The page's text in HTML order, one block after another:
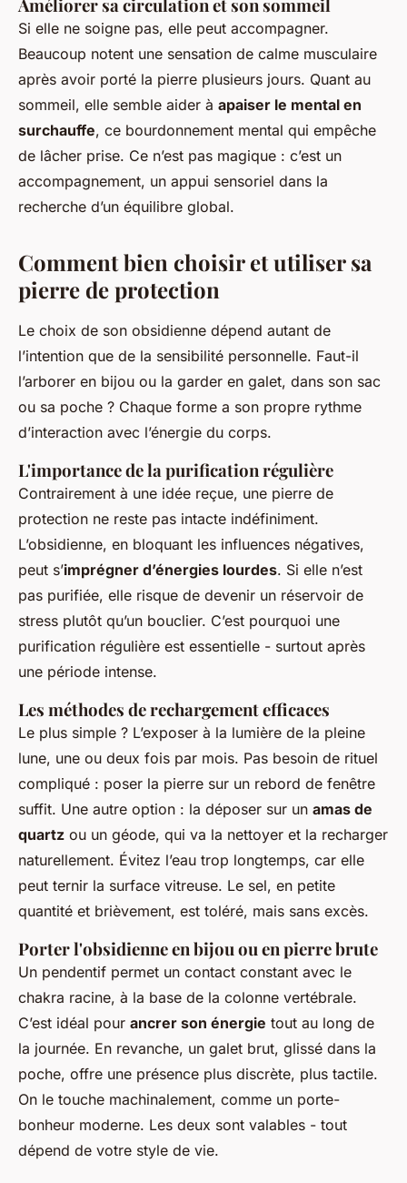
Améliorer sa circulation et son sommeil
Si elle ne soigne pas, elle peut accompagner.
Beaucoup notent une sensation de calme musculaire
après avoir porté la pierre plusieurs jours. Quant au
sommeil, elle semble aider à apaiser le mental en
surchauffe, ce bourdonnement mental qui empêche
de lâcher prise. Ce n’est pas magique : c’est un
accompagnement, un appui sensoriel dans la
recherche d’un équilibre global.
Comment bien choisir et utiliser sa
pierre de protection
Le choix de son obsidienne dépend autant de
l’intention que de la sensibilité personnelle. Faut-il
l’arborer en bijou ou la garder en galet, dans son sac
ou sa poche ? Chaque forme a son propre rythme
d’interaction avec l’énergie du corps.
L'importance de la purification régulière
Contrairement à une idée reçue, une pierre de
protection ne reste pas intacte indéfiniment.
L’obsidienne, en bloquant les influences négatives,
peut s’imprégner d’énergies lourdes. Si elle n’est
pas purifiée, elle risque de devenir un réservoir de
stress plutôt qu’un bouclier. C’est pourquoi une
purification régulière est essentielle - surtout après
une période intense.
Les méthodes de rechargement efficaces
Le plus simple ? L’exposer à la lumière de la pleine
lune, une ou deux fois par mois. Pas besoin de rituel
compliqué : poser la pierre sur un rebord de fenêtre
suffit. Une autre option : la déposer sur un amas de
quartz ou un géode, qui va la nettoyer et la recharger
naturellement. Évitez l’eau trop longtemps, car elle
peut ternir la surface vitreuse. Le sel, en petite
quantité et brièvement, est toléré, mais sans excès.
Porter l'obsidienne en bijou ou en pierre brute
Un pendentif permet un contact constant avec le
chakra racine, à la base de la colonne vertébrale.
C’est idéal pour ancrer son énergie tout au long de
la journée. En revanche, un galet brut, glissé dans la
poche, offre une présence plus discrète, plus tactile.
On le touche machinalement, comme un porte-
bonheur moderne. Les deux sont valables - tout
dépend de votre style de vie.